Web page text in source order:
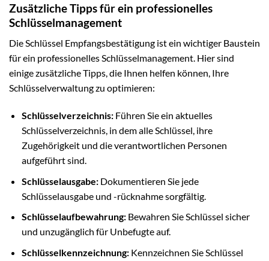
Zusätzliche Tipps für ein professionelles
Schlüsselmanagement
Die Schlüssel Empfangsbestätigung ist ein wichtiger Baustein
für ein professionelles Schlüsselmanagement. Hier sind
einige zusätzliche Tipps, die Ihnen helfen können, Ihre
Schlüsselverwaltung zu optimieren:
Schlüsselverzeichnis:Führen Sie ein aktuelles
Schlüsselverzeichnis, in dem alle Schlüssel, ihre
Zugehörigkeit und die verantwortlichen Personen
aufgeführt sind.
Schlüsselausgabe:Dokumentieren Sie jede
Schlüsselausgabe und -rücknahme sorgfältig.
Schlüsselaufbewahrung:Bewahren Sie Schlüssel sicher
und unzugänglich für Unbefugte auf.
Schlüsselkennzeichnung:Kennzeichnen Sie Schlüssel